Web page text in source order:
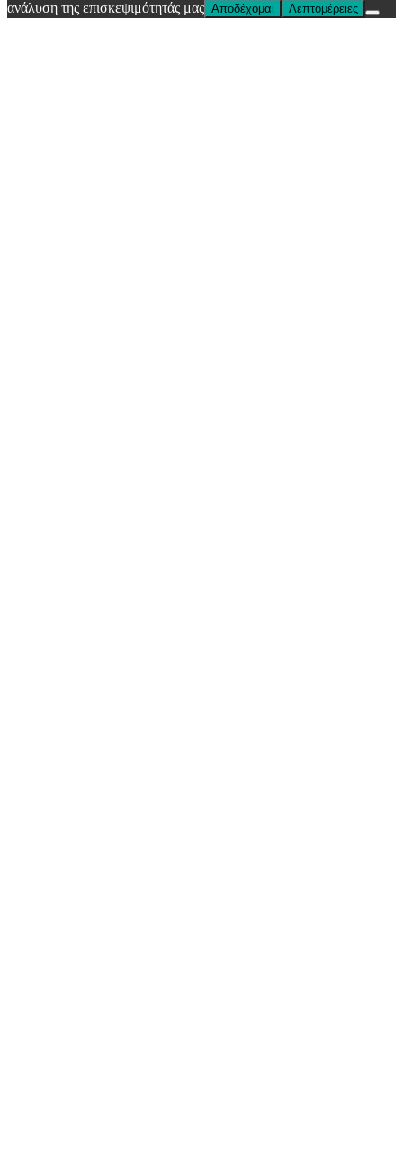
ανάλυση της επισκεψιμότητάς μας Αποδέχομαι Λεπτομέρειες